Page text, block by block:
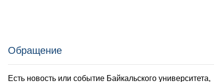
Обращение
Есть новость или событие Байкальского университета,